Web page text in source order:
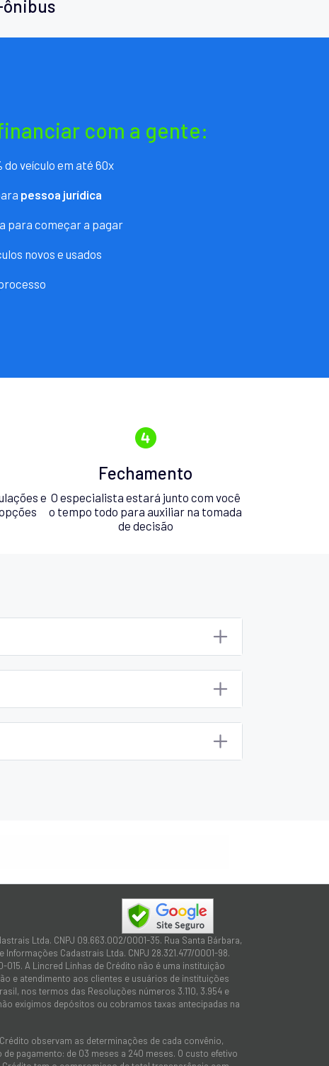
ônibus
com a gente:
do veículo em até 60x
pessoa jurídica
para começar a pagar
novos e usados
e
Fechamento
O especialista estará junto com você
o tempo todo para auxiliar na tomada
de decisão
Ltda. CNPJ 09.663.002/0001-35. Rua Santa Bárbara,
Informações Cadastrais Ltda. CNPJ 28.321.477/0001-98.
015. A Lincred Linhas de Crédito não é uma instituição
e atendimento aos clientes e usuários de instituições
nos termos das Resoluções números 3.110, 3.954 e
exigimos depósitos ou cobramos taxas antecipadas na
observam as determinações de cada convênio,
pagamento: de 03 meses a 240 meses. O custo efetivo